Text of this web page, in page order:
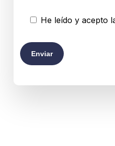
He leído y acepto
Por favor, deja este
Por favor, deja este